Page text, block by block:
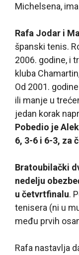
Michelsena,
Rafa Jodar i
španski tenis.
2006. godine, i
kluba
Od 2001.
ili manje u
jedan korak
Pobedio je
6, 3-6 i 6-3, za
Bratoubilački
nedelju
u četvrtfinalu.
tenisera (ni u
među prvih
Rafa nastavlja